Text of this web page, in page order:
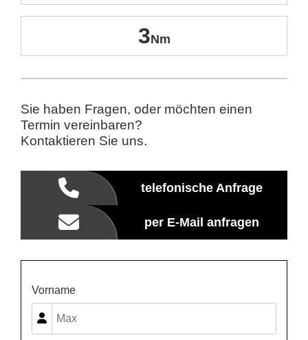
3
Sie haben Fragen, oder möchten einen
Termin vereinbaren?
Kontaktieren Sie uns.
telefonische Anfrage
per E-Mail anfragen
Vorname